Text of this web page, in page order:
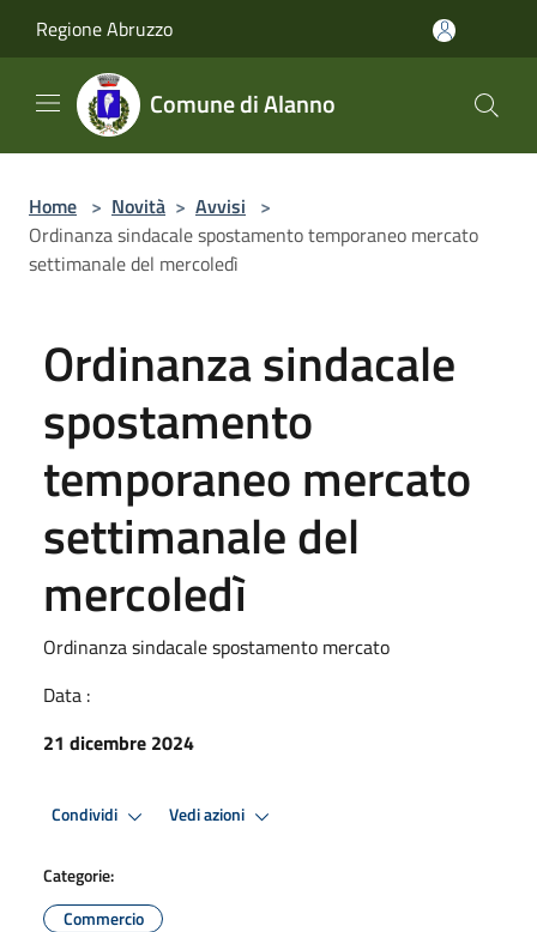
Regione Abruzzo
Comune di Alanno
Home > Novità > Avvisi >
Ordinanza sindacale spostamento temporaneo mercato
settimanale del mercoledì
Ordinanza sindacale
spostamento
temporaneo mercato
settimanale del
mercoledì
Ordinanza sindacale spostamento mercato
Data :
21 dicembre 2024
Condividi Vedi azioni
Categorie:
Commercio